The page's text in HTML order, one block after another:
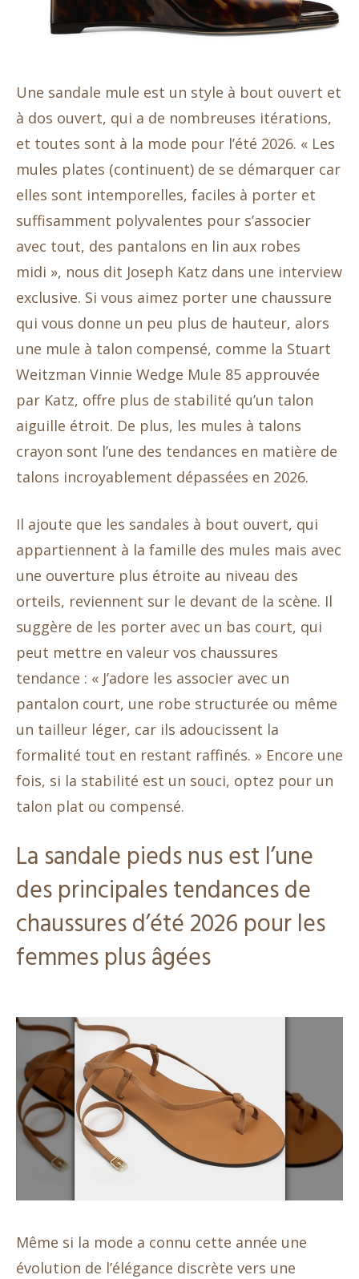
Une sandale mule est un style à bout ouvert et
à dos ouvert, qui a de nombreuses itérations,
et toutes sont à la mode pour l’été 2026. « Les
mules plates (continuent) de se démarquer car
elles sont intemporelles, faciles à porter et
suffisamment polyvalentes pour s’associer
avec tout, des pantalons en lin aux robes
midi », nous dit Joseph Katz dans une interview
exclusive. Si vous aimez porter une chaussure
qui vous donne un peu plus de hauteur, alors
une mule à talon compensé, comme la Stuart
Weitzman Vinnie Wedge Mule 85 approuvée
par Katz, offre plus de stabilité qu’un talon
aiguille étroit. De plus, les mules à talons
crayon sont l’une des tendances en matière de
talons incroyablement dépassées en 2026.
Il ajoute que les sandales à bout ouvert, qui
appartiennent à la famille des mules mais avec
une ouverture plus étroite au niveau des
orteils, reviennent sur le devant de la scène. Il
suggère de les porter avec un bas court, qui
peut mettre en valeur vos chaussures
tendance : « J’adore les associer avec un
pantalon court, une robe structurée ou même
un tailleur léger, car ils adoucissent la
formalité tout en restant raffinés. » Encore une
fois, si la stabilité est un souci, optez pour un
talon plat ou compensé.
La sandale pieds nus est l’une
des principales tendances de
chaussures d’été 2026 pour les
femmes plus âgées
Même si la mode a connu cette année une
évolution de l’élégance discrète vers une